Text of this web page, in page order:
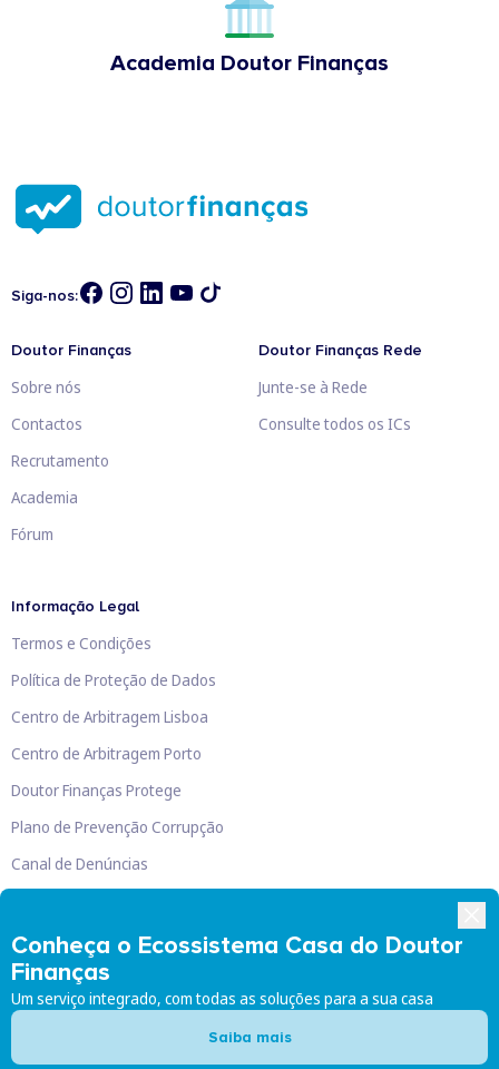
Academia Doutor Finanças
Conheça o Ecossistema Casa do Doutor
Finanças
Um serviço integrado, com todas as soluções para a sua casa
Saiba mais
Siga-nos:
Doutor Finanças
Sobre nós
Contactos
Recrutamento
Academia
Fórum
Doutor Finanças Rede
Junte-se à Rede
Consulte todos os ICs
Informação Legal
Termos e Condições
Política de Proteção de Dados
Centro de Arbitragem Lisboa
Centro de Arbitragem Porto
Doutor Finanças Protege
Plano de Prevenção Corrupção
Canal de Denúncias
Doutor Finanças, Lda